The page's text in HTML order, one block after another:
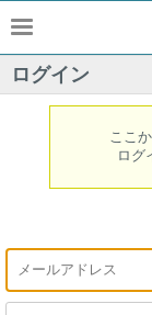
ログイン
ここ
ログ